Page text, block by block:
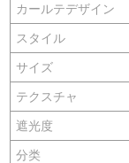
カールテデザイン
スタイル
サイズ
テクスチャ
遮光度
分类